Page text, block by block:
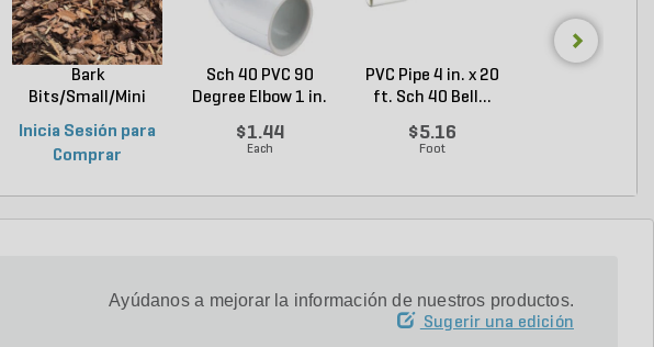
Bark
Bits/Small/Mini
Inicia Sesión para
Comprar
Sch 40 PVC 90
Degree Elbow 1 in.
$1.44
Each
PVC Pipe 4 in. x 20
ft. Sch 40 Bell...
$5.16
Foot
Ayúdanos a mejorar la información de nuestros productos.
Sugerir una edición